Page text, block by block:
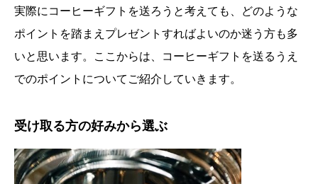
実際にコーヒーギフトを送ろうと考えても、どのような
ポイントを踏まえプレゼントすればよいのか迷う方も多
いと思います。ここからは、コーヒーギフトを送るうえ
でのポイントについてご紹介していきます。
受け取る方の好みから選ぶ